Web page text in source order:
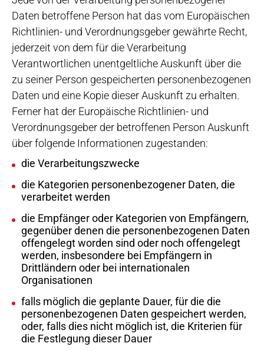
Daten betroffene Person hat das vom Europäischen
Richtlinien- und Verordnungsgeber gewährte Recht,
jederzeit von dem für die Verarbeitung
Verantwortlichen unentgeltliche Auskunft über die
zu seiner Person gespeicherten personenbezogenen
Daten und eine Kopie dieser Auskunft zu erhalten.
Ferner hat der Europäische Richtlinien- und
Verordnungsgeber der betroffenen Person Auskunft
über folgende Informationen zugestanden:
die Verarbeitungszwecke
die Kategorien personenbezogener Daten, die
verarbeitet werden
die Empfänger oder Kategorien von Empfängern,
gegenüber denen die personenbezogenen Daten
offengelegt worden sind oder noch offengelegt
werden, insbesondere bei Empfängern in
Drittländern oder bei internationalen
Organisationen
falls möglich die geplante Dauer, für die die
personenbezogenen Daten gespeichert werden,
oder, falls dies nicht möglich ist, die Kriterien für
die Festlegung dieser Dauer